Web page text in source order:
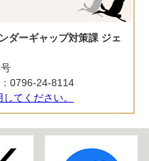
ダーギャップ対策課 ジェ
0796-24-8114
てください。